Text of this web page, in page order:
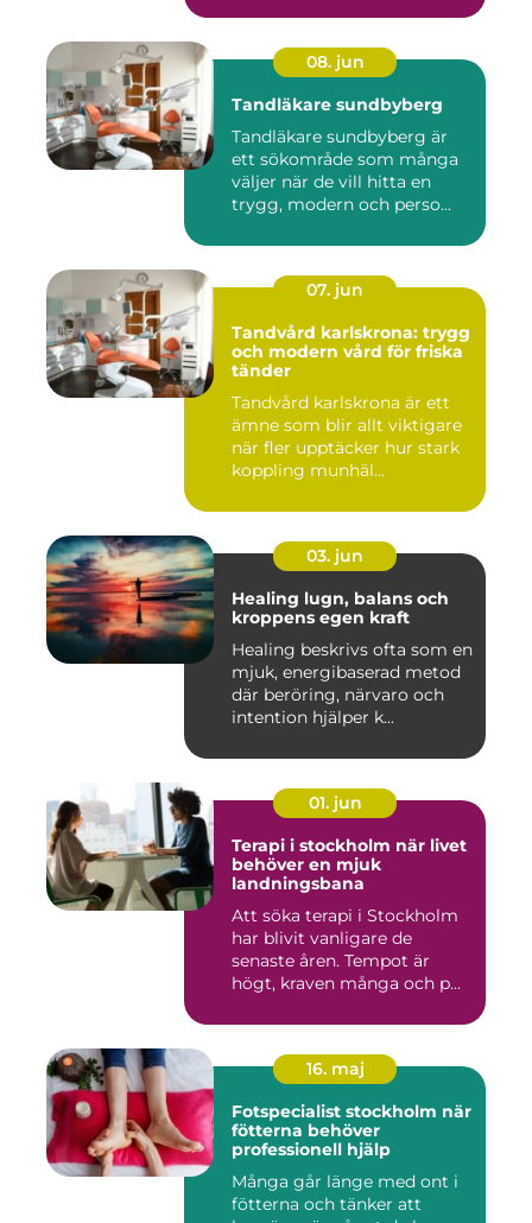
08. jun
Tandläkare sundbyberg
Tandläkare sundbyberg är
ett sökområde som många
väljer när de vill hitta en
trygg, modern och perso...
07. jun
Tandvård karlskrona: trygg
och modern vård för friska
tänder
Tandvård karlskrona är ett
ämne som blir allt viktigare
när fler upptäcker hur stark
koppling munhäl...
03. jun
Healing lugn, balans och
kroppens egen kraft
Healing beskrivs ofta som en
mjuk, energibaserad metod
där beröring, närvaro och
intention hjälper k...
01. jun
Terapi i stockholm när livet
behöver en mjuk
landningsbana
Att söka terapi i Stockholm
har blivit vanligare de
senaste åren. Tempot är
högt, kraven många och p...
16. maj
Fotspecialist stockholm när
fötterna behöver
professionell hjälp
Många går länge med ont i
fötterna och tänker att